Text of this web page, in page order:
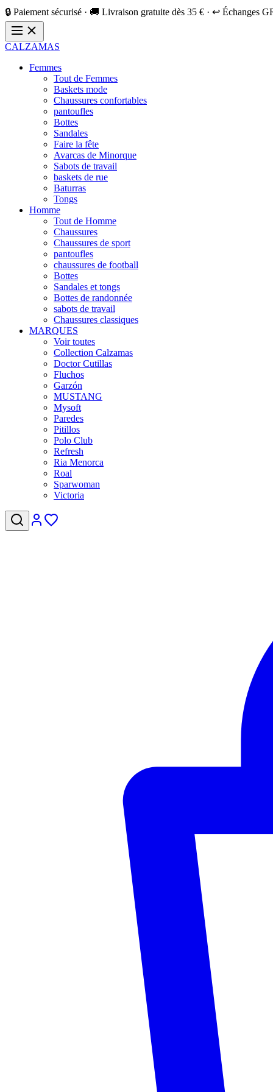
🔒 Paiement sécurisé · 🚚 Livraison gratuite dès 35 € · ↩️ Échanges
CALZAMAS
Femmes
Tout de Femmes
Baskets mode
Chaussures confortables
pantoufles
Bottes
Sandales
Faire la fête
Avarcas de Minorque
Sabots de travail
baskets de rue
Baturras
Tongs
Homme
Tout de Homme
Chaussures
Chaussures de sport
pantoufles
chaussures de football
Bottes
Sandales et tongs
Bottes de randonnée
sabots de travail
Chaussures classiques
MARQUES
Voir toutes
Collection Calzamas
Doctor Cutillas
Fluchos
Garzón
MUSTANG
Mysoft
Paredes
Pitillos
Polo Club
Refresh
Ria Menorca
Roal
Sparwoman
Victoria